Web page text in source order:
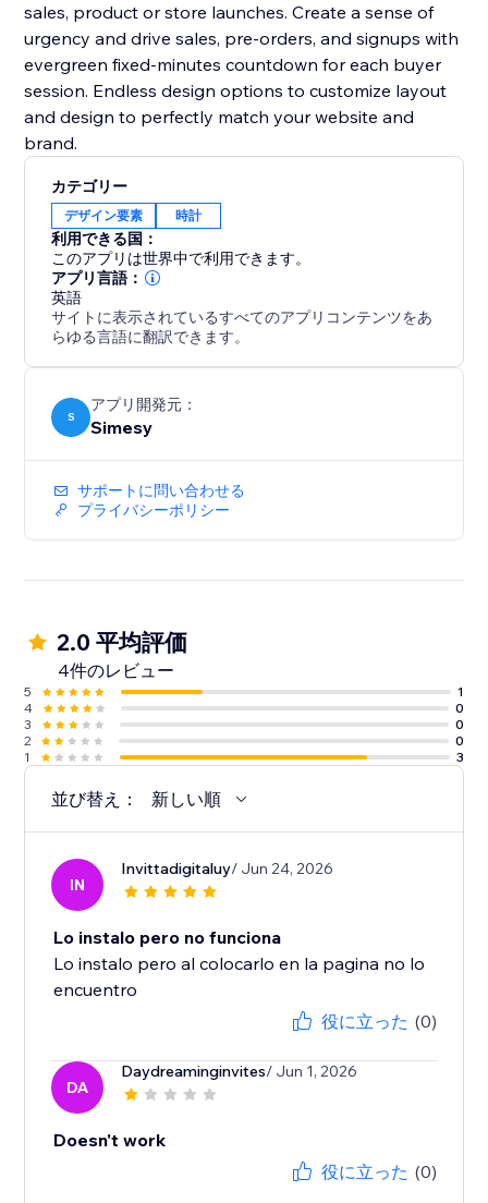
sales, product or store launches. Create a sense of
urgency and drive sales, pre-orders, and signups with
evergreen fixed-minutes countdown for each buyer
session. Endless design options to customize layout
and design to perfectly match your website and
カテゴリー
デザイン要素 時計
利用できる国：
このアプリは世界中で利用できます。
アプリ言語：
英語
サイトに表示されているすべてのアプリコンテンツをあ
らゆる言語に翻訳できます。
S
アプリ開発元：
Simesy
サポートに問い合わせる
プライバシーポリシー
2.0 平均評価
4件のレビュー
5
1
4
0
3
0
2
0
1
3
並び替え： 新しい順
IN
Invittadigitaluy/ Jun 24, 2026
Lo instalo pero no funciona
Lo instalo pero al colocarlo en la pagina no lo
encuentro
役に立った (0)
DA
Daydreaminginvites/ Jun 1, 2026
Doesn't work
役に立った (0)